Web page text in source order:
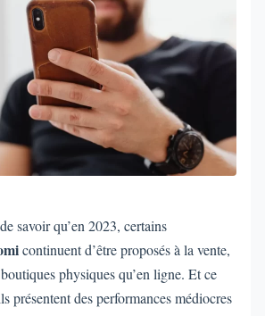
savoir qu’en 2023, certains
continuent d’être proposés à la vente,
physiques qu’en ligne. Et ce
présentent des performances médiocres